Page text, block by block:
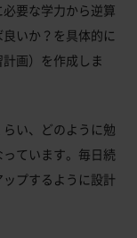
要な学力から逆算
いか？を具体的に
画）を作成しま
い、どのように勉
ています。毎日続
プするように設計